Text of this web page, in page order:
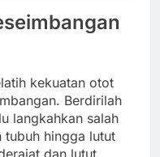
kekuatan otot
Berdirilah
langkahkan salah
tubuh hingga lutut